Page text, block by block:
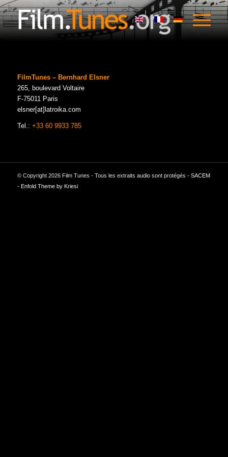
FilmTunes – Bernhard Elsner
265, boulevard Voltaire
F-75011 Paris
elsner[at]latroika.com
Tel.: +33 60 9933 785
© Copyright 2026 Film Tunes - Tous les extraits audio sont protégés - SACEM
- Enfold Theme by Kriesi